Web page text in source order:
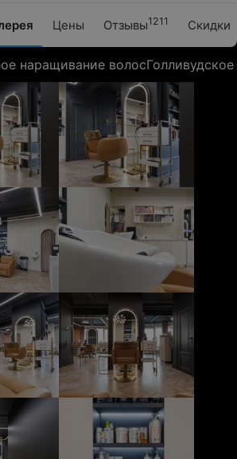
Цены Отзывы1211 Скидки
наращивание волос